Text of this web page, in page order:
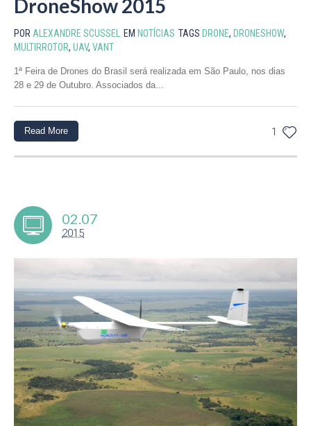
DroneShow 2015
POR ALEXANDRE SCUSSEL EM NOTÍCIAS TAGS DRONE, DRONESHOW,
MULTIRROTOR, UAV, VANT
1ª Feira de Drones do Brasil será realizada em São Paulo, nos dias
28 e 29 de Outubro. Associados da...
1
Read More
02.07
2015